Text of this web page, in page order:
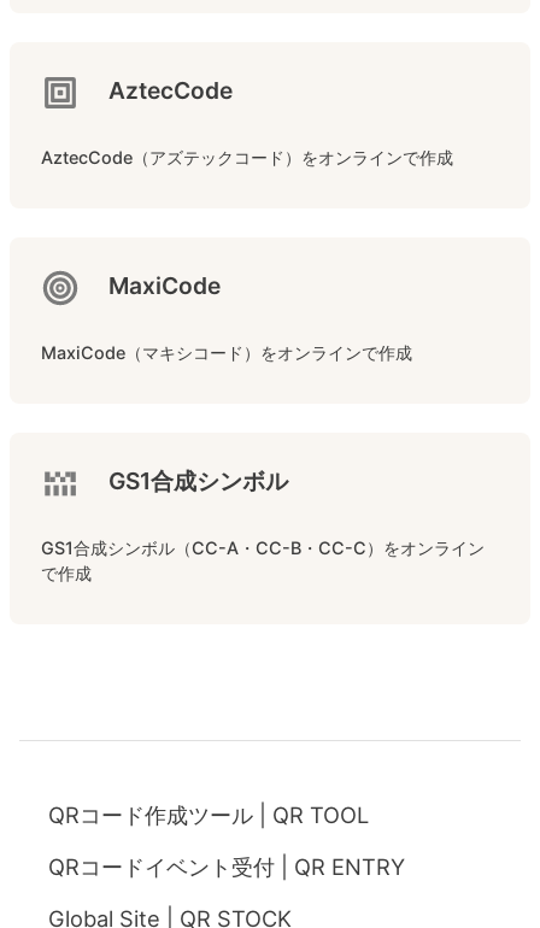
AztecCode
AztecCode（アズテックコード）をオンラインで作成
MaxiCode
MaxiCode（マキシコード）をオンラインで作成
GS1合成シンボル
GS1合成シンボル（CC-A・CC-B・CC-C）をオンライン
で作成
QRコード作成ツール | QR TOOL
QRコードイベント受付 | QR ENTRY
Global Site | QR STOCK